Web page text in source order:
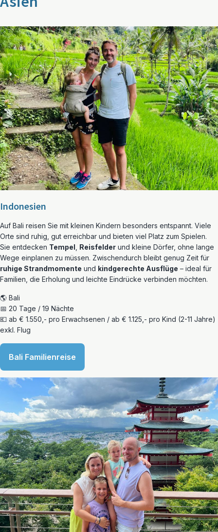
Indonesien
Auf Bali reisen Sie mit kleinen Kindern besonders entspannt. Viele
Orte sind ruhig, gut erreichbar und bieten viel Platz zum Spielen.
Sie entdecken Tempel Reisfelder und kleine Dörfer, ohne lange
Wege einplanen zu müssen. Zwischendurch bleibt genug Zeit für
ruhige Strandmomente und kindgerechte Ausflüge – ideal für
Familien, die Erholung und leichte Eindrücke verbinden möchten.
🌎 Bali
📅 20 Tage / 19 Nächte
💶 ab € 1.550,- pro Erwachsenen / ab € 1.125,- pro Kind (2-11 Jahre)
exkl. Flug
Bali Familienreise